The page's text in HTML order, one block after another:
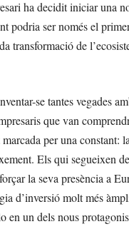
ha decidit iniciar una
podria ser només el
transformació de
se tantes vegades
que van
per una constant:
Els qui segueixen
la seva presència a
d’inversió molt més
en un dels nous